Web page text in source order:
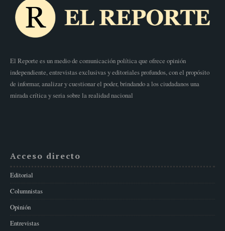
El Reporte es un medio de comunicación política que ofrece opinión
independiente, entrevistas exclusivas y editoriales profundos, con el propósito
de informar, analizar y cuestionar el poder, brindando a los ciudadanos una
mirada crítica y seria sobre la realidad nacional
Acceso directo
Editorial
Columnistas
Opinión
Entrevistas